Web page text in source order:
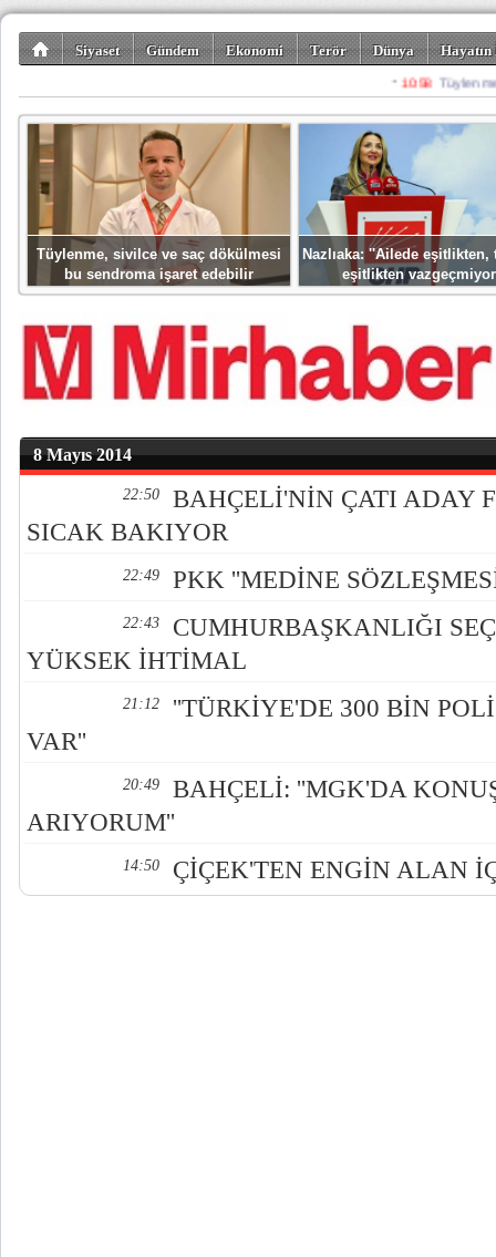
Siyaset Gündem Ekonomi Terör Dünya
Spor Misafir
Tüylenme, sivilce ve saç dökülmesi
bu sendroma işaret edebilir
Nazlıaka: ''Ailede eşitlikten,
eşitlikten
8 Mayıs 2014
22:50
BAHÇELİ'NİN ÇATI ADAY
SICAK BAKIYOR
22:49 PKK ''MEDİNE
22:43
CUMHURBAŞKANLIĞI
YÜKSEK İHTİMAL
21:12
''TÜRKİYE'DE 300 BİN
VAR''
20:49
BAHÇELİ: ''MGK'DA
ARIYORUM''
14:50 ÇİÇEK'TEN ENGİN ALAN